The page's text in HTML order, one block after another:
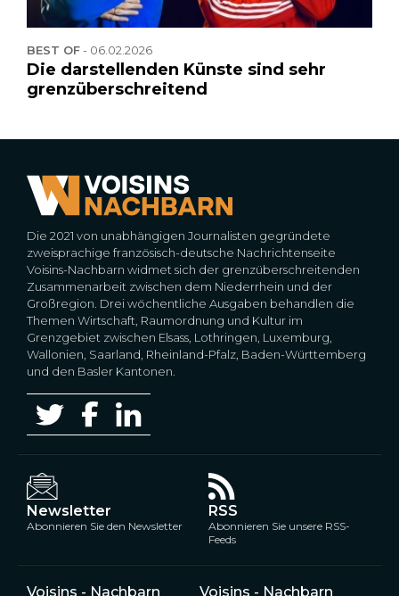
BEST OF- 06.02.2026
Die darstellenden Künste sind sehr
grenzüberschreitend
Die 2021 von unabhängigen Journalisten gegründete
zweisprachige französisch-deutsche Nachrichtenseite
Voisins-Nachbarn widmet sich der grenzüberschreitenden
Zusammenarbeit zwischen dem Niederrhein und der
Großregion. Drei wöchentliche Ausgaben behandlen die
Themen Wirtschaft, Raumordnung und Kultur im
Grenzgebiet zwischen Elsass, Lothringen, Luxemburg,
Wallonien, Saarland, Rheinland-Pfalz, Baden-Württemberg
und den Basler Kantonen.
Newsletter
Abonnieren Sie den Newsletter
RSS
Abonnieren Sie unsere RSS-
Feeds
Voisins - Nachbarn Voisins - Nachbarn